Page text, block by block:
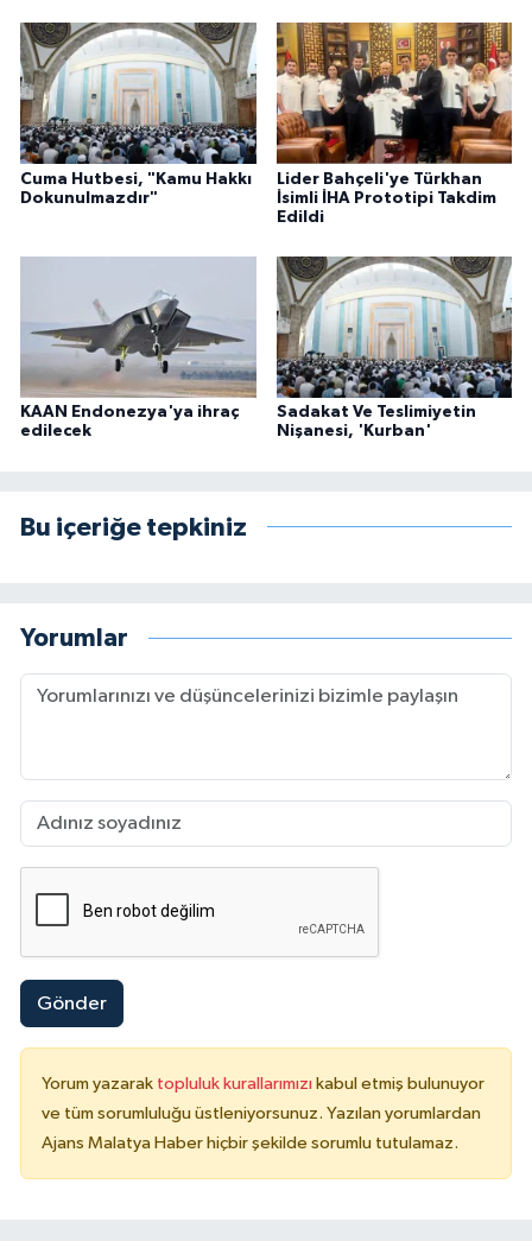
Cuma Hutbesi, "Kamu Hakkı
Dokunulmazdır"
Lider Bahçeli'ye Türkhan
İsimli İHA Prototipi Takdim
Edildi
KAAN Endonezya'ya ihraç
edilecek
Sadakat Ve Teslimiyetin
Nişanesi, 'Kurban'
Bu içeriğe tepkiniz
Yorumlar
Gönder
Yorum yazarak topluluk kurallarımızı kabul etmiş bulunuyor
ve tüm sorumluluğu üstleniyorsunuz. Yazılan yorumlardan
Ajans Malatya Haber hiçbir şekilde sorumlu tutulamaz.